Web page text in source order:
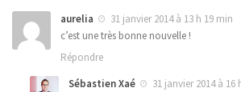
aurelia
31 janvier 2014 à 13 h 19 min
c’est une très bonne nouvelle !
Répondre
Sébastien Xaé
31 janvier 2014 à 16